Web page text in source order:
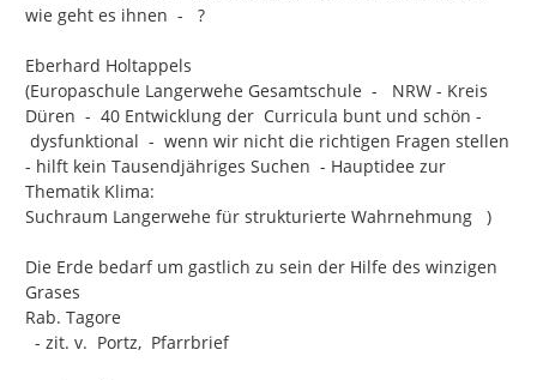
wie geht es ihnen  -   ?
Eberhard Holtappels
(Europaschule Langerwehe Gesamtschule  -   NRW - Kreis
Düren  -  40 Entwicklung der  Curricula bunt und schön -
- hilft kein Tausendjähriges Suchen  - Hauptidee zur
Thematik Klima:
Suchraum Langerwehe für strukturierte Wahrnehmung   )
Die Erde bedarf um gastlich zu sein der Hilfe des winzigen
Grases
Rab. Tagore